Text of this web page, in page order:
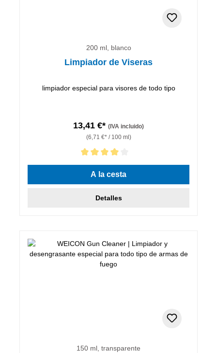
200 ml, blanco
Limpiador de Viseras
limpiador especial para visores de todo tipo
13,41 €* (IVA incluido)
(6,71 €* / 100 ml)
Calificación promedio de 4 de 5 estrellas
A la cesta
Detalles
150 ml, transparente